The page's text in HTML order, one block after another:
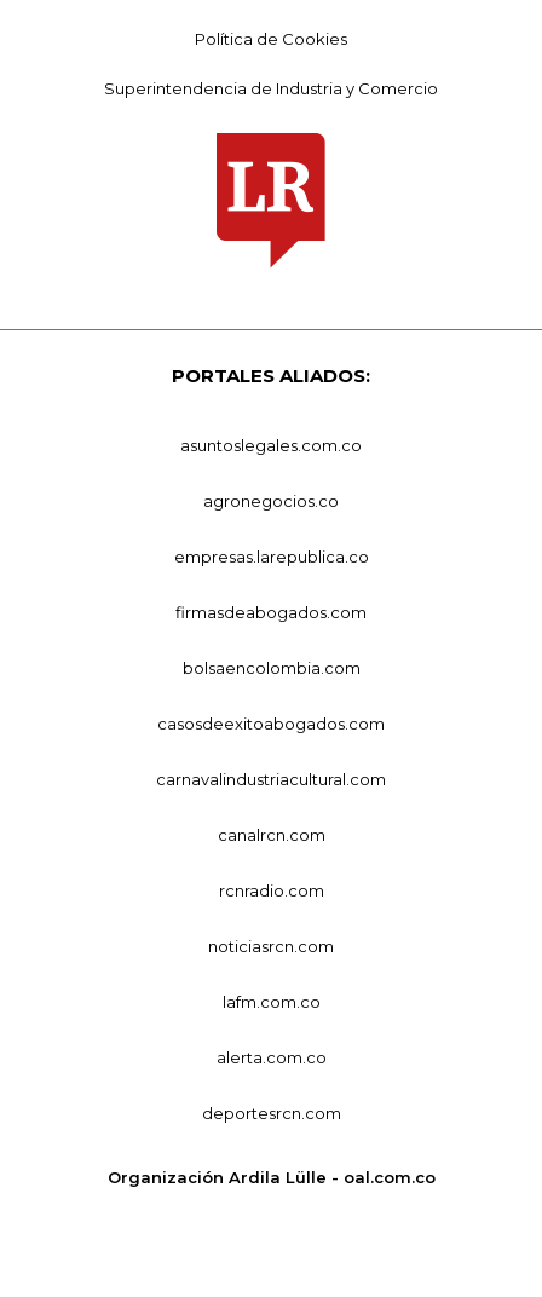
Política de Cookies
Superintendencia de Industria y Comercio
PORTALES ALIADOS:
asuntoslegales.com.co
agronegocios.co
empresas.larepublica.co
firmasdeabogados.com
bolsaencolombia.com
casosdeexitoabogados.com
carnavalindustriacultural.com
canalrcn.com
rcnradio.com
noticiasrcn.com
lafm.com.co
alerta.com.co
deportesrcn.com
Organización Ardila Lülle - oal.com.co